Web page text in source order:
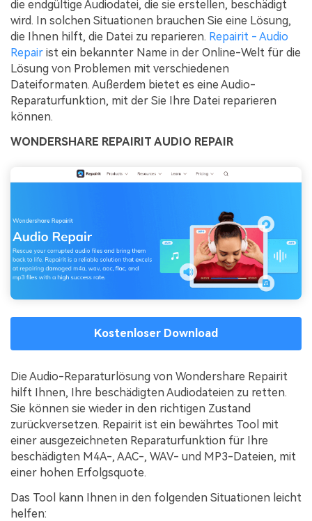
die endgültige Audiodatei, die sie erstellen, beschädigt
wird. In solchen Situationen brauchen Sie eine Lösung,
die Ihnen hilft, die Datei zu reparieren. Repairit - Audio
Repair ist ein bekannter Name in der Online-Welt für die
Lösung von Problemen mit verschiedenen
Dateiformaten. Außerdem bietet es eine Audio-
Reparaturfunktion, mit der Sie Ihre Datei reparieren
können.
WONDERSHARE REPAIRIT AUDIO REPAIR
Kostenloser Download
Die Audio-Reparaturlösung von Wondershare Repairit
hilft Ihnen, Ihre beschädigten Audiodateien zu retten.
Sie können sie wieder in den richtigen Zustand
zurückversetzen. Repairit ist ein bewährtes Tool mit
einer ausgezeichneten Reparaturfunktion für Ihre
beschädigten M4A-, AAC-, WAV- und MP3-Dateien, mit
einer hohen Erfolgsquote.
Das Tool kann Ihnen in den folgenden Situationen leicht
helfen: